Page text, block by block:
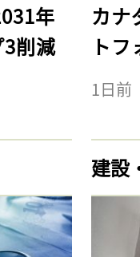
年
削減
カナ
ト
1日前
建設